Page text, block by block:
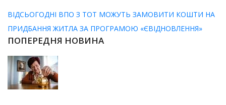
ВІДСЬОГОДНІ ВПО З ТОТ МОЖУТЬ ЗАМОВИТИ КОШТИ НА
ПРИДБАННЯ ЖИТЛА ЗА ПРОГРАМОЮ «ЄВІДНОВЛЕННЯ»
ПОПЕРЕДНЯ НОВИНА